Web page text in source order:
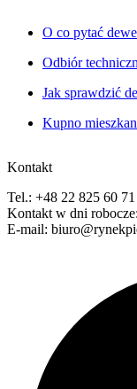
O co pytać
Odbiór
Jak sprawdzić
Kupno
Kontakt
Tel.: +48 22 825 60 71
Kontakt w dni
E-mail: